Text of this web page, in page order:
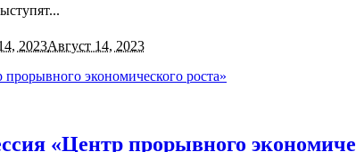
2023Август 14, 2023
«Центр прорывного